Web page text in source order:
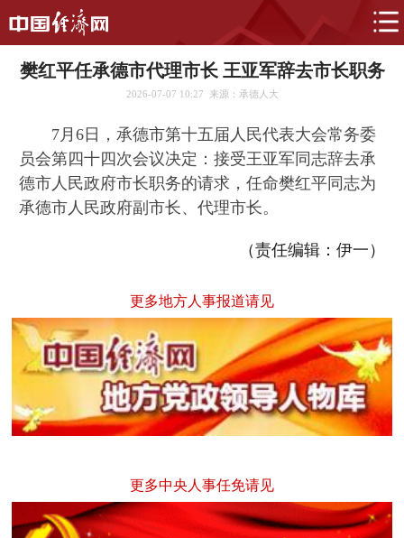
樊红平任承德市代理市长 王亚军辞去市长职务
2026-07-07 10:27 来源：承德人大
7月6日，承德市第十五届人民代表大会常务委
员会第四十四次会议决定：接受王亚军同志辞去承
德市人民政府市长职务的请求，任命樊红平同志为
承德市人民政府副市长、代理市长。
（责任编辑：伊一）
更多地方人事报道请见
更多中央人事任免请见